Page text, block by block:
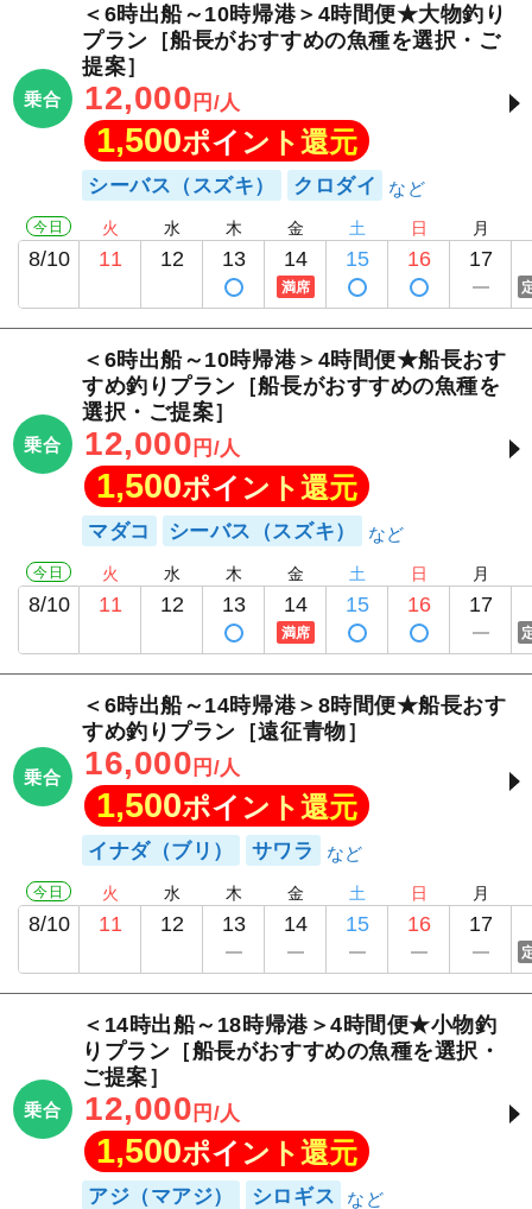
乗合
＜6時出船～10時帰港＞4時間便★大物釣り
プラン［船長がおすすめの魚種を選択・ご
提案］
12,000 円/人
1,500ポイント還元
シーバス（スズキ） クロダイ
今日
8/10
火
11
水
12
木
13
金
14
満席
土
15
日
16
月
17
乗合
＜6時出船～10時帰港＞4時間便★船長おす
すめ釣りプラン［船長がおすすめの魚種を
選択・ご提案］
12,000 円/人
1,500ポイント還元
マダコ シーバス（スズキ）
今日
8/10
火
11
水
12
木
13
金
14
満席
土
15
日
16
月
17
乗合
＜6時出船～14時帰港＞8時間便★船長おす
すめ釣りプラン［遠征青物］
16,000 円/人
1,500ポイント還元
イナダ（ブリ） サワラ
今日
8/10
火
11
水
12
木
13
金
14
土
15
日
16
月
17
乗合
＜14時出船～18時帰港＞4時間便★小物釣
りプラン［船長がおすすめの魚種を選択・
ご提案］
12,000 円/人
1,500ポイント還元
アジ（マアジ） シロギス